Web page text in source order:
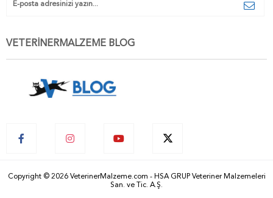
VETERİNERMALZEME BLOG
Copyright © 2026 VeterinerMalzeme.com - HSA GRUP Veteriner Malzemeleri
San. ve Tic. A.Ş.